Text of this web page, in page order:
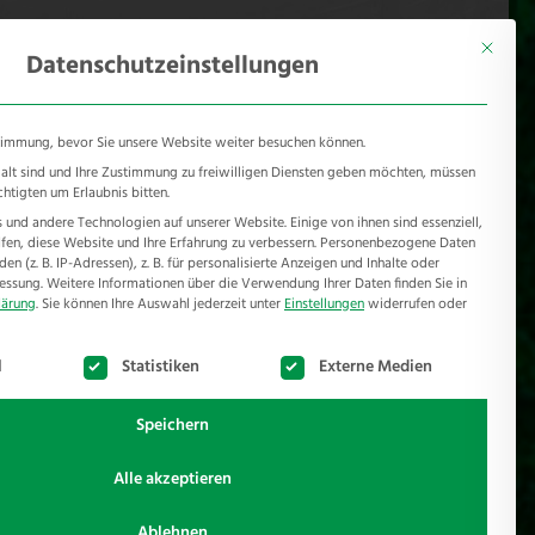
REFERENZEN JOBS NEWSROOM
zu betreiben finden Sie unter
Mit
Datenschutzeinstellungen
bevor Sie unsere Website weiter besuchen können.
alt sind und Ihre Zustimmung zu freiwilligen Diensten geben möchten, müssen
um Erlaubnis bitten.
andere Technologien auf unserer Website. Einige von ihnen sind essenziell,
diese Website und Ihre Erfahrung zu verbessern. Personenbezogene Daten
(z. B. IP-Adressen), z. B. für personalisierte Anzeigen und Inhalte oder
Weitere Informationen über die Verwendung Ihrer Daten finden Sie in
. Sie können Ihre Auswahl jederzeit unterEinstellungenwiderrufen oder
der Service-Gruppen, für die eine Einwilligung erteilt werden
Statistiken Externe Medien
Speichern
Alle akzeptieren